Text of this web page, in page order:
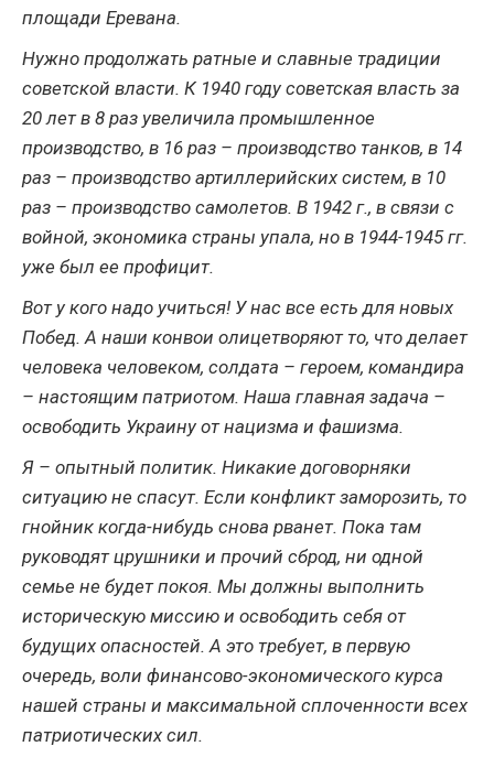
площади Еревана.
Нужно продолжать ратные и славные традиции
советской власти. К 1940 году советская власть за
20 лет в 8 раз увеличила промышленное
производство, в 16 раз – производство танков, в 14
раз – производство артиллерийских систем, в 10
раз – производство самолетов. В 1942 г., в связи с
войной, экономика страны упала, но в 1944-1945 гг.
уже был ее профицит.
Вот у кого надо учиться! У нас все есть для новых
Побед. А наши конвои олицетворяют то, что делает
человека человеком, солдата – героем, командира
– настоящим патриотом. Наша главная задача –
освободить Украину от нацизма и фашизма.
Я – опытный политик. Никакие договорняки
ситуацию не спасут. Если конфликт заморозить, то
гнойник когда-нибудь снова рванет. Пока там
руководят црушники и прочий сброд, ни одной
семье не будет покоя. Мы должны выполнить
историческую миссию и освободить себя от
будущих опасностей. А это требует, в первую
очередь, воли финансово-экономического курса
нашей страны и максимальной сплоченности всех
патриотических сил.